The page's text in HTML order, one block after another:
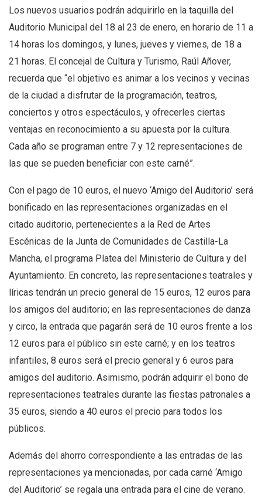
Los nuevos usuarios podrán adquirirlo en la taquilla del
Auditorio Municipal del 18 al 23 de enero, en horario de 11 a
14 horas los domingos, y lunes, jueves y viernes, de 18 a
21 horas. El concejal de Cultura y Turismo, Raúl Añover,
recuerda que “el objetivo es animar a los vecinos y vecinas
de la ciudad a disfrutar de la programación, teatros,
conciertos y otros espectáculos, y ofrecerles ciertas
ventajas en reconocimiento a su apuesta por la cultura.
Cada año se programan entre 7 y 12 representaciones de
las que se pueden beneficiar con este carné”.
Con el pago de 10 euros, el nuevo ‘Amigo del Auditorio’ será
bonificado en las representaciones organizadas en el
citado auditorio, pertenecientes a la Red de Artes
Escénicas de la Junta de Comunidades de Castilla-La
Mancha, el programa Platea del Ministerio de Cultura y del
Ayuntamiento. En concreto, las representaciones teatrales y
líricas tendrán un precio general de 15 euros, 12 euros para
los amigos del auditorio; en las representaciones de danza
y circo, la entrada que pagarán será de 10 euros frente a los
12 euros para el público sin este carné; y en los teatros
infantiles, 8 euros será el precio general y 6 euros para
amigos del auditorio. Asimismo, podrán adquirir el bono de
representaciones teatrales durante las fiestas patronales a
35 euros, siendo a 40 euros el precio para todos los
públicos.
Además del ahorro correspondiente a las entradas de las
representaciones ya mencionadas, por cada carné ‘Amigo
del Auditorio’ se regala una entrada para el cine de verano.